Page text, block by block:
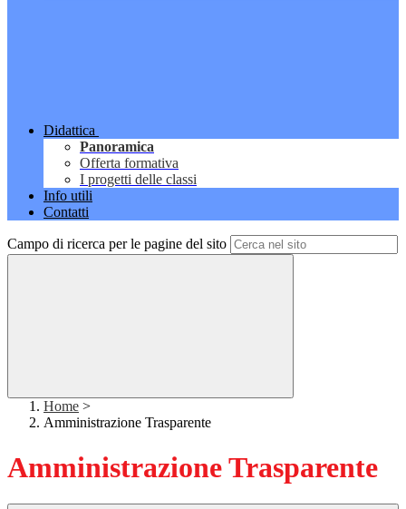
Didattica
Panoramica
Offerta formativa
I progetti delle classi
Info utili
Contatti
Campo di ricerca per le pagine del sito
Home >
Amministrazione Trasparente
Amministrazione Trasparente